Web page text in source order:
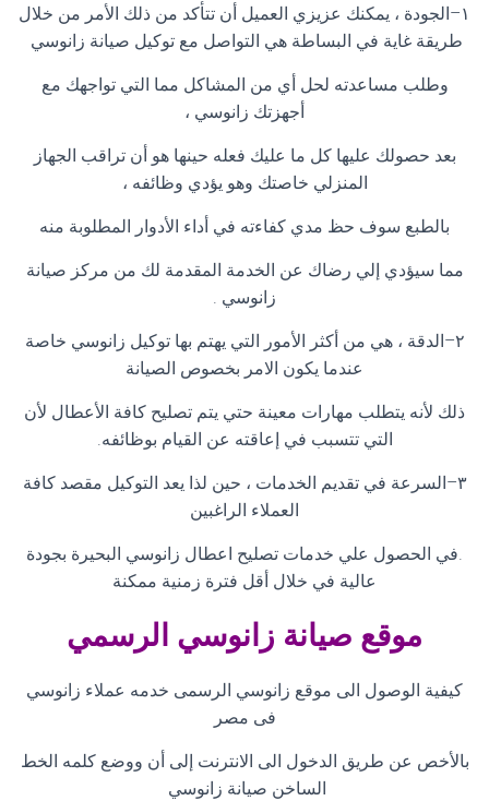
١–الجودة ، يمكنك عزيزي العميل أن تتأكد من ذلك الأمر من خلال
طريقة غاية في البساطة هي التواصل مع توكيل صيانة زانوسي
وطلب مساعدته لحل أي من المشاكل مما التي تواجهك مع
أجهزتك زانوسي ،
بعد حصولك عليها كل ما عليك فعله حينها هو أن تراقب الجهاز
المنزلي خاصتك وهو يؤدي وظائفه ،
بالطبع سوف حظ مدي كفاءته في أداء الأدوار المطلوبة منه
مما سيؤدي إلي رضاك عن الخدمة المقدمة لك من مركز صيانة
زانوسي .
٢–الدقة ، هي من أكثر الأمور التي يهتم بها توكيل زانوسي خاصة
عندما يكون الامر بخصوص الصيانة
ذلك لأنه يتطلب مهارات معينة حتي يتم تصليح كافة الأعطال لأن
التي تتسبب في إعاقته عن القيام بوظائفه.
٣–السرعة في تقديم الخدمات ، حين لذا يعد التوكيل مقصد كافة
العملاء الراغبين
.في الحصول علي خدمات تصليح اعطال زانوسي البحيرة بجودة
عالية في خلال أقل فترة زمنية ممكنة
موقع صيانة زانوسي الرسمي
كيفية الوصول الى موقع زانوسي الرسمى خدمه عملاء زانوسي
فى مصر
بالأخص عن طريق الدخول الى الانترنت إلى أن ووضع كلمه الخط
الساخن صيانة زانوسي